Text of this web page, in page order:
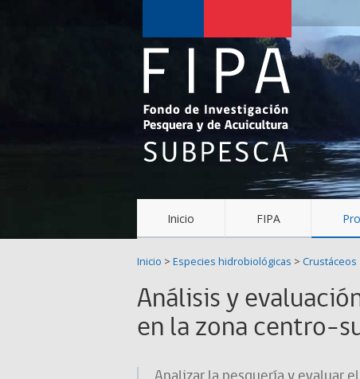
de
Investigación
Pesquera
y
Acuicultura
(FIPA)-
SUBPESCA
Inicio FIPA
Inicio > Especies hidrobiológicas > Crustáceos
Análisis y
en la zona centro-